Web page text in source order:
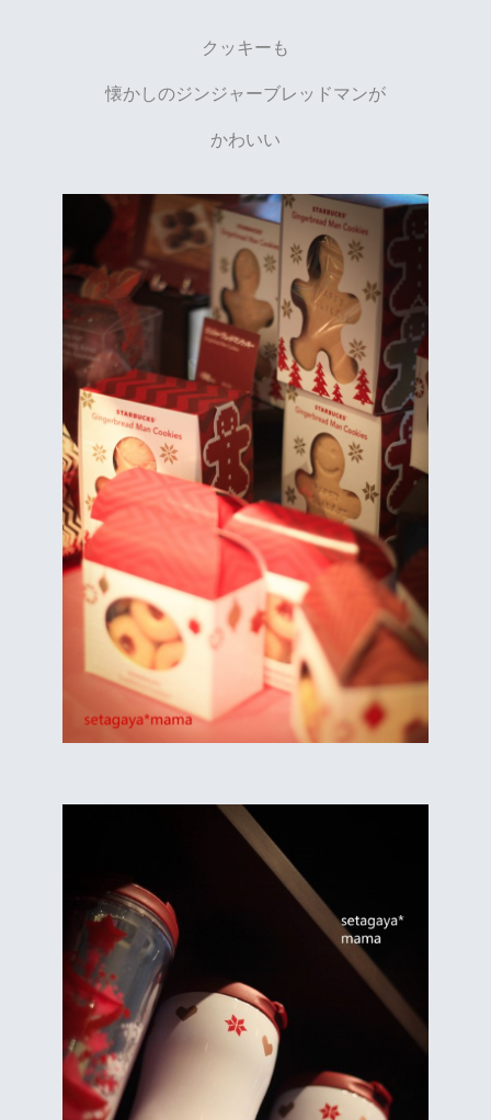
クッキーも
懐かしのジンジャーブレッドマンが
かわいい